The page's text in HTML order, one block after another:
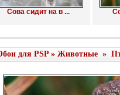
Сова сидит на в ...
для PSP» Животные»